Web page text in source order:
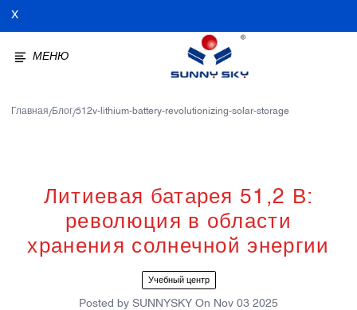
X
МЕНЮ
Главная/Блог/512v-lithium-battery-revolutionizing-solar-storage
Литиевая батарея 51,2 В:
революция в области
хранения солнечной энергии
Учебный центр
Posted by SUNNYSKY On Nov 03 2025